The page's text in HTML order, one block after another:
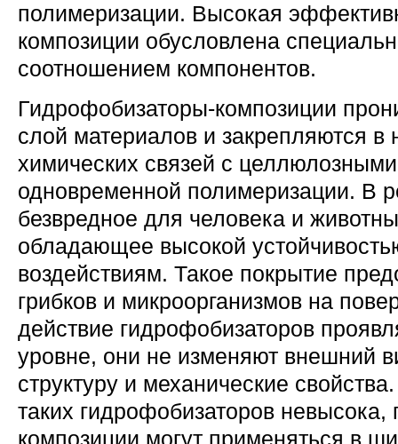
полимеризации. Высокая
композиции обусловлена
соотношением компонентов.
Гидрофобизаторы-композиции
слой материалов и закрепляются в
химических связей с
одновременной полимеризации. В
безвредное для человека и
обладающее высокой
воздействиям. Такое покрытие
грибков и микроорганизмов на
действие гидрофобизаторов
уровне, они не изменяют внешний
структуру и механические
таких гидрофобизаторов невысока,
композиции могут применяться в